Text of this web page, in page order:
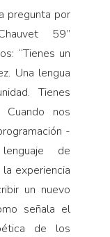
pregunta por
59”
“Tienes un
Una lengua
Tienes
Cuando nos
-
de
experiencia
un nuevo
señala el
de los